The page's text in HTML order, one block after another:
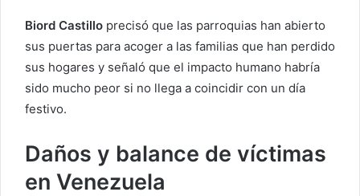
Biord Castillo precisó que las parroquias han abierto
sus puertas para acoger a las familias que han perdido
sus hogares y señaló que el impacto humano habría
sido mucho peor si no llega a coincidir con un día
festivo.
Daños y balance de víctimas
en Venezuela